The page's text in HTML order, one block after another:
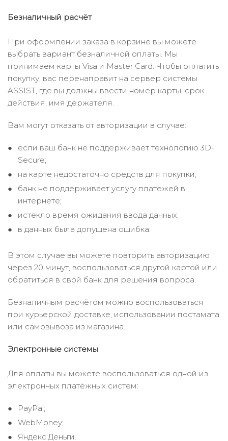
Безналичный расчёт
При оформлении заказа в корзине вы можете
выбрать вариант безналичной оплаты. Мы
принимаем карты Visa и Master Card. Чтобы оплатить
покупку, вас перенаправит на сервер системы
ASSIST, где вы должны ввести номер карты, срок
действия, имя держателя.
Вам могут отказать от авторизации в случае:
если ваш банк не поддерживает технологию 3D-
Secure;
на карте недостаточно средств для покупки;
банк не поддерживает услугу платежей в
интернете;
истекло время ожидания ввода данных;
в данных была допущена ошибка.
В этом случае вы можете повторить авторизацию
через 20 минут, воспользоваться другой картой или
обратиться в свой банк для решения вопроса.
Безналичным расчётом можно воспользоваться
при курьерской доставке, использовании постамата
или самовывоза из магазина.
Электронные системы
Для оплаты вы можете воспользоваться одной из
электронных платёжных систем:
PayPal;
WebMoney;
Яндекс.Деньги.